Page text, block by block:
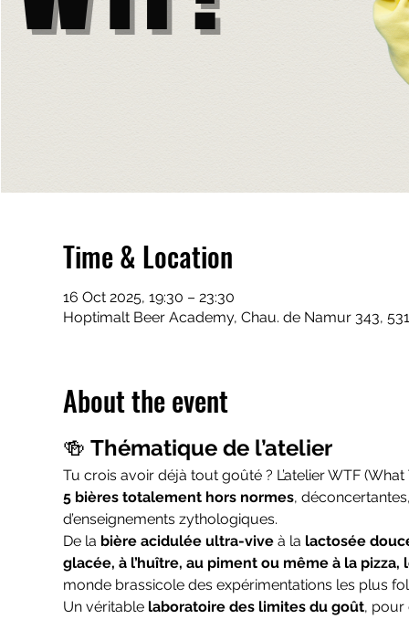
Time & Location
16 Oct 2025, 19:30 – 23:30
Hoptimalt Beer Academy, Chau. de Namur 343,
About the event
🍻 Thématique de l’atelier
Tu crois avoir déjà tout goûté ? L’atelier WTF
5 bières totalement hors normes,
d’enseignements zythologiques.
De la bière acidulée ultra-vive à la lactosée
glacée, à l’huître, au piment ou même à la
monde brassicole des expérimentations les plus
Un véritable laboratoire des limites du goût, pour